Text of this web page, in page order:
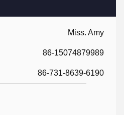
Miss. Amy
86-15074879989
86-731-8639-6190